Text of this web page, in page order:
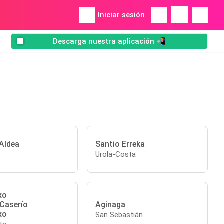
Iniciar sesión
Descarga nuestra aplicación 📲
Santio Erreka
Urola-Costa
Aginaga
San Sebastián